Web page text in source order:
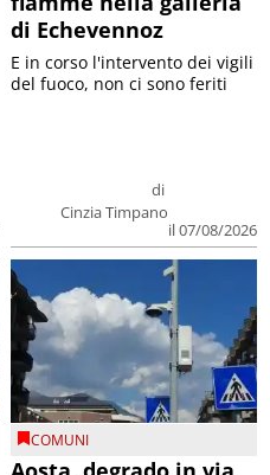
di Echevennoz
di
Cinzia Timpano
il 07/08/2026
E in corso l'intervento dei vigili
del fuoco, non ci sono feriti
COMUNI